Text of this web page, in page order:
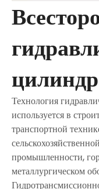
Технология
используется в
транспортной
промышленности,
металлургическом